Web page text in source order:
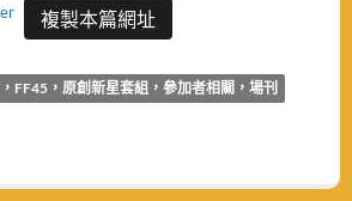
複製本篇網址
FF45，原創新星套組，參加者相關，場刊